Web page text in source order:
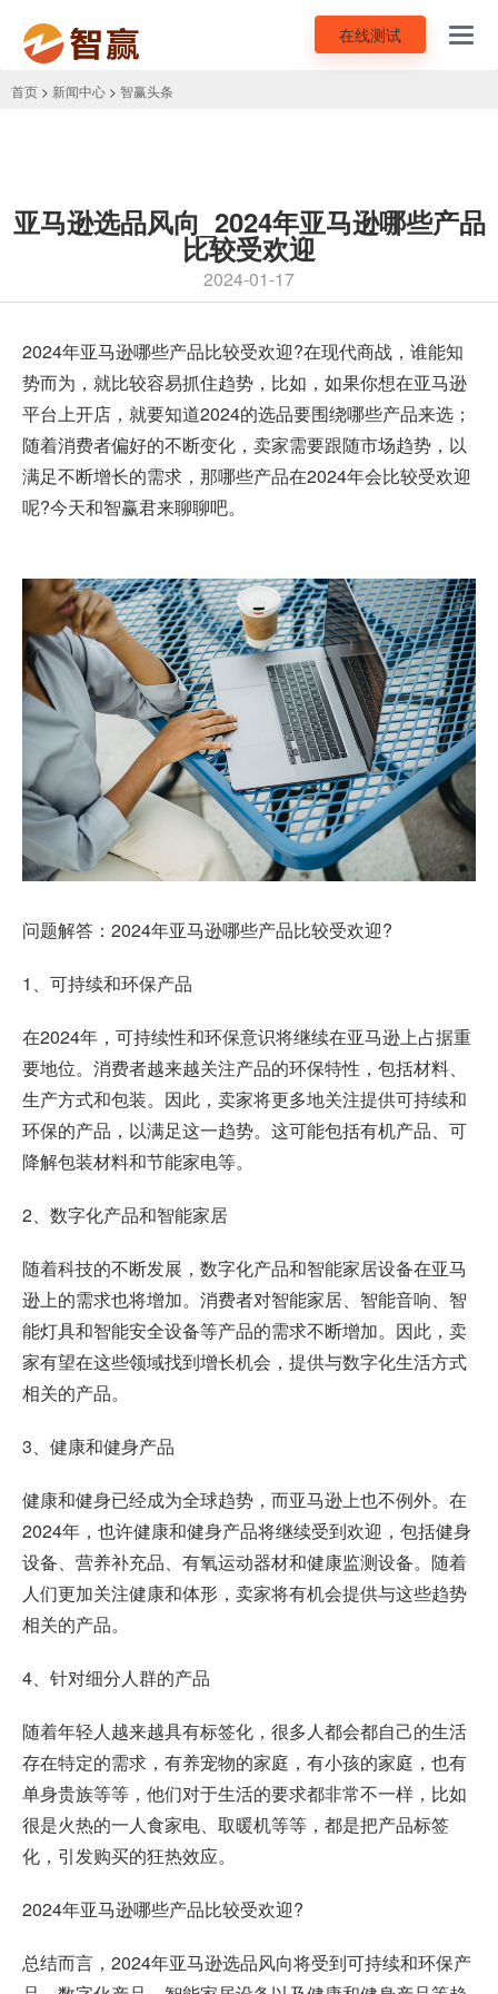
在线测试
首页 > 新闻中心 > 智赢头条
亚马逊选品风向_2024年亚马逊哪些产品
比较受欢迎
2024-01-17
2024年亚马逊哪些产品比较受欢迎?在现代商战，谁能知
势而为，就比较容易抓住趋势，比如，如果你想在亚马逊
平台上开店，就要知道2024的选品要围绕哪些产品来选；
随着消费者偏好的不断变化，卖家需要跟随市场趋势，以
满足不断增长的需求，那哪些产品在2024年会比较受欢迎
呢?今天和智赢君来聊聊吧。
问题解答：2024年亚马逊哪些产品比较受欢迎?
1、可持续和环保产品
在2024年，可持续性和环保意识将继续在亚马逊上占据重
要地位。消费者越来越关注产品的环保特性，包括材料、
生产方式和包装。因此，卖家将更多地关注提供可持续和
环保的产品，以满足这一趋势。这可能包括有机产品、可
降解包装材料和节能家电等。
2、数字化产品和智能家居
随着科技的不断发展，数字化产品和智能家居设备在亚马
逊上的需求也将增加。消费者对智能家居、智能音响、智
能灯具和智能安全设备等产品的需求不断增加。因此，卖
家有望在这些领域找到增长机会，提供与数字化生活方式
相关的产品。
3、健康和健身产品
健康和健身已经成为全球趋势，而亚马逊上也不例外。在
2024年，也许健康和健身产品将继续受到欢迎，包括健身
设备、营养补充品、有氧运动器材和健康监测设备。随着
人们更加关注健康和体形，卖家将有机会提供与这些趋势
相关的产品。
4、针对细分人群的产品
随着年轻人越来越具有标签化，很多人都会都自己的生活
存在特定的需求，有养宠物的家庭，有小孩的家庭，也有
单身贵族等等，他们对于生活的要求都非常不一样，比如
很是火热的一人食家电、取暖机等等，都是把产品标签
化，引发购买的狂热效应。
2024年亚马逊哪些产品比较受欢迎?
总结而言，2024年亚马逊选品风向将受到可持续和环保产